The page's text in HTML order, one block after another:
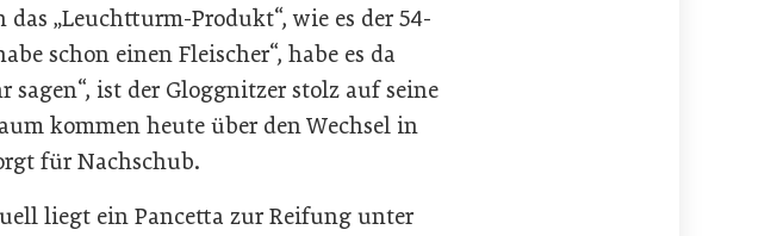
„Leuchtturm-Produkt“, wie es der 54-
schon einen Fleischer“, habe es da
ist der Gloggnitzer stolz auf seine
kommen heute über den Wechsel in
für Nachschub.
liegt ein Pancetta zur Reifung unter